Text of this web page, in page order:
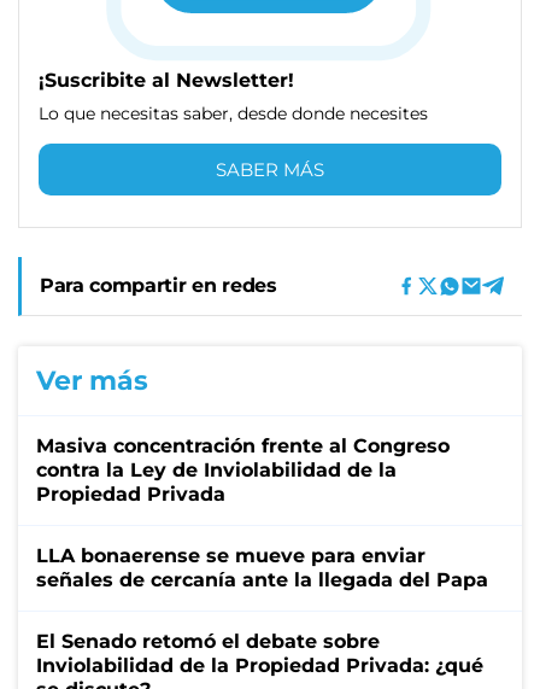
¡Suscribite al Newsletter!
Lo que necesitas saber, desde donde necesites
SABER MÁS
Para compartir en redes
Ver más
Masiva concentración frente al Congreso
contra la Ley de Inviolabilidad de la
Propiedad Privada
LLA bonaerense se mueve para enviar
señales de cercanía ante la llegada del Papa
El Senado retomó el debate sobre
Inviolabilidad de la Propiedad Privada: ¿qué